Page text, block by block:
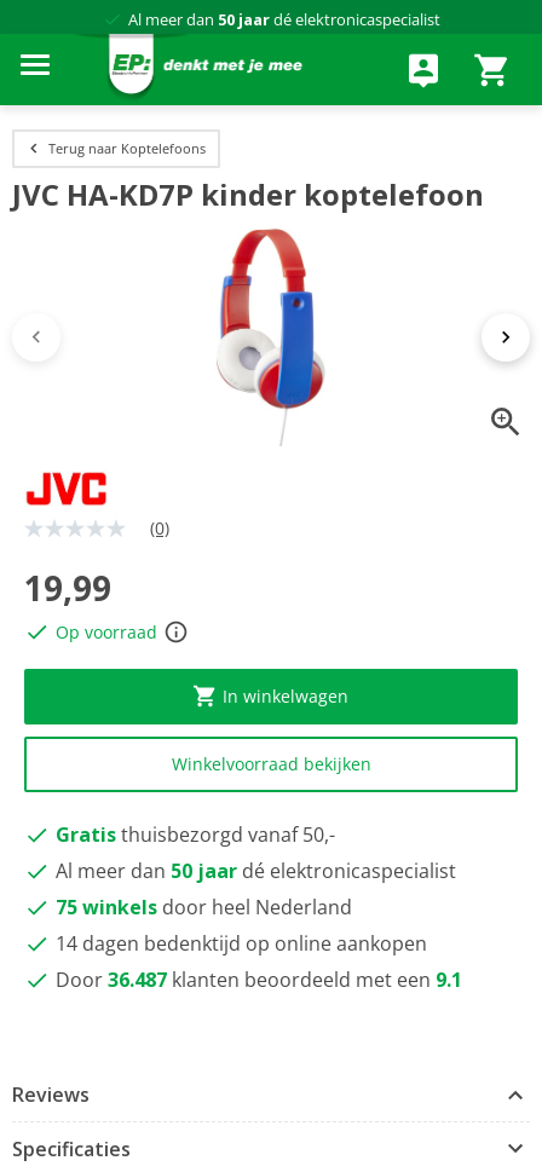
Al meer dan 50 jaardé elektronicaspecialist
Terug naar Koptelefoons
JVC HA-KD7P kinder koptelefoon
Geen
Dezelfde
paginalink.
(0)
19,99
Op voorraad
In winkelwagen
Winkelvoorraad bekijken
Gratisthuisbezorgd vanaf 50,-
Al meer dan 50 jaar dé elektronicaspecialist
75 winkels door heel Nederland
14 dagen bedenktijd op online aankopen
Door36.487 klanten beoordeeld met een 9.1
Reviews
Specificaties